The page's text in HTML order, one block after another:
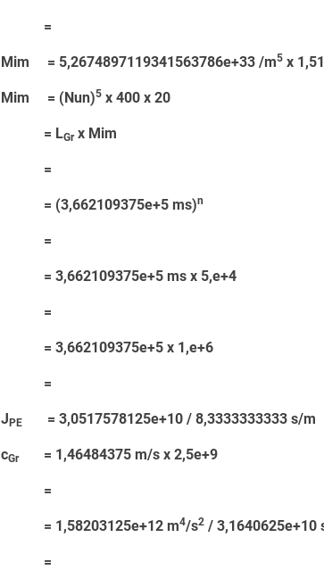
=
Mim = 5,2674897119341563786e+33 /m5 x
Mim = (Nun)5 x 400 x 20 =
= LGrx Mim
=
= (3,662109375e+5 ms)n
=
= 3,662109375e+5 ms x 5,e+4 =
=
= 3,662109375e+5 x 1,e+6 =
=
J PE = 3,0517578125e+10 /
cGr= 1,46484375 m/s x 2,5e+9 =
=
= 1,58203125e+12 m4/s2 / 3,1640625e+10
=